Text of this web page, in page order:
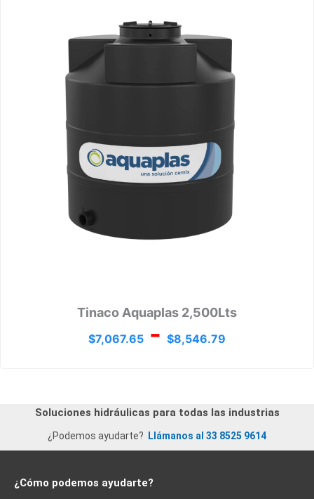
Tinaco Aquaplas 2,500Lts
$7,067.65 - $8,546.79
hasta
Soluciones hidráulicas para todas las industrias
¿Podemos ayudarte? Llámanos al 33 8525 9614
¿Cómo podemos ayudarte?